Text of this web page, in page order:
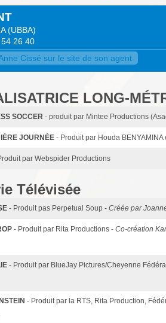
(UBBA)
54 26 40
Cissé sur le site de son agent
LONG-
SOCCER - produit par Mintee Productions
JOURNÉE - Produit par Houda BENYAMINA
par Webspider Productions
Télévisée
- Produit pas Perpetual Soup - Créée par
- Produit par Rita Productions - Co-création
- Produit par BlueJay Pictures/Cheyenne
- Produit par la RTS, Rita Production,